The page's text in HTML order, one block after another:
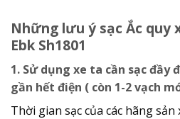
Những lưu ý sạc Ắc quy
Ebk Sh1801
1. Sử dụng xe ta cần sạc đầy
gần hết điện ( còn 1-2 vạch
Thời gian sạc của các hãng sản